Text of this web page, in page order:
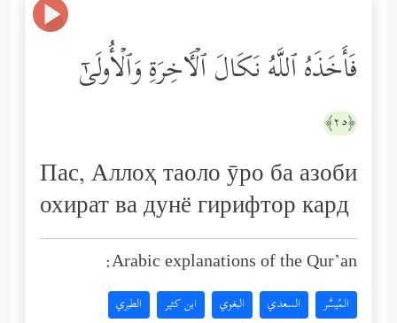
فَأَخَذَهُ ٱللَّهُ نَكَالَ ٱلۡـَٔاخِرَةِ وَٱلۡأُولَىٰۤ
﴿٢٥﴾
Пас, Аллоҳ таоло ӯро ба азоби
охират ва дунё гирифтор кард
Arabic explanations of the Qur’an:
المُيسَّر السعدي البغوي ابن كثير الطبري